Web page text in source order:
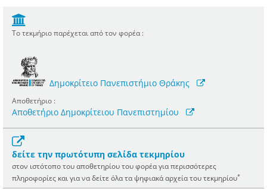
Το τεκμήριο παρέχεται από τον φορέα :
Δημοκρίτειο Πανεπιστήμιο Θράκης
Αποθετήριο :
Αποθετήριο Δημοκρίτειου Πανεπιστημίου
δείτε την πρωτότυπη σελίδα τεκμηρίου
στον ιστότοπο του αποθετηρίου του φορέα για περισσότερες
πληροφορίες και για να δείτε όλα τα ψηφιακά αρχεία του τεκμηρίου*